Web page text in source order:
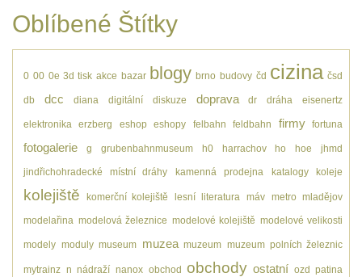
Oblíbené Štítky
0 00 0e 3d tisk akce bazar blogy brno budovy čd cizina čsd
db dcc diana digitální diskuze doprava dr dráha eisenertz
elektronika erzberg eshop eshopy felbahn feldbahn firmy fortuna
fotogalerie g grubenbahnmuseum h0 harrachov ho hoe jhmd
jindřichohradecké místní dráhy kamenná prodejna katalogy koleje
kolejiště komerční kolejiště lesní literatura máv metro mladějov
modelařina modelová železnice modelové kolejiště modelové velikosti
modely moduly museum muzea muzeum muzeum polních železnic
mytrainz n nádraží nanox obchod obchody ostatní ozd patina